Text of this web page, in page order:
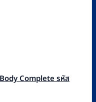
Complete รหัส